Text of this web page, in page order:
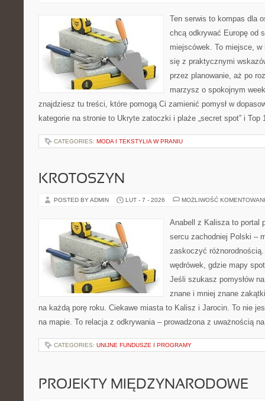
Ten serwis to kompas dla
chcą odkrywać Europę od
miejscówek. To miejsce,
się z praktycznymi
przez planowanie, aż po
marzysz o spokojnym
znajdziesz tu treści, które pomogą Ci zamienić pomysł w
kategorie na stronie to Ukryte zatoczki i plaże „secret spot” i
CATEGORIES: MODA I TEKSTYLIA W PRANIU
KROTOSZYN
POSTED BY ADMIN LUT - 7 - 2026 MOŻLIWOŚĆ
Anabell z Kalisza to portal
sercu zachodniej Polski –
zaskoczyć
wędrówek, gdzie mapy
Jeśli szukasz pomysłów
znane i mniej znane
na każdą porę roku. Ciekawe miasta to Kalisz i Jarocin. To nie
na mapie. To relacja z odkrywania – prowadzona z uważnością
CATEGORIES: UNIJNE FUNDUSZE I PROGRAMY
PROJEKTY MIĘDZYNARODOWE